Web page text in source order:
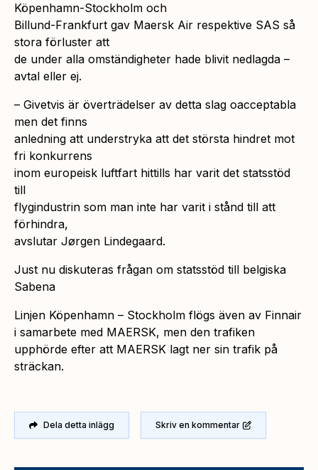
Köpenhamn-Stockholm och
Billund-Frankfurt gav Maersk Air respektive SAS så
stora förluster att
de under alla omständigheter hade blivit nedlagda –
avtal eller ej.
– Givetvis är överträdelser av detta slag oacceptabla
men det finns
anledning att understryka att det största hindret mot
fri konkurrens
inom europeisk luftfart hittills har varit det statsstöd
till
flygindustrin som man inte har varit i stånd till att
förhindra,
avslutar Jørgen Lindegaard.
Just nu diskuteras frågan om statsstöd till belgiska
Sabena
Linjen Köpenhamn – Stockholm flögs även av Finnair
i samarbete med MAERSK, men den trafiken
upphörde efter att MAERSK lagt ner sin trafik på
sträckan.
Dela detta inlägg Skriv en kommentar